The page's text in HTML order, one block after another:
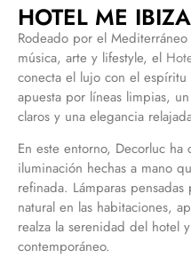
HOTEL ME IBIZA
Rodeado por el
música, arte y lifestyle, el
conecta el lujo con el
apuesta por líneas limpias,
claros y una elegancia
En este entorno, Decorluc
iluminación hechas a mano
refinada. Lámparas
natural en las habitaciones,
realza la serenidad del hotel
contemporáneo.